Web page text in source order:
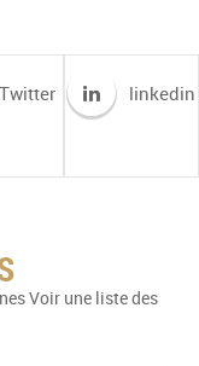
Twitter linkedin
Voir une liste des